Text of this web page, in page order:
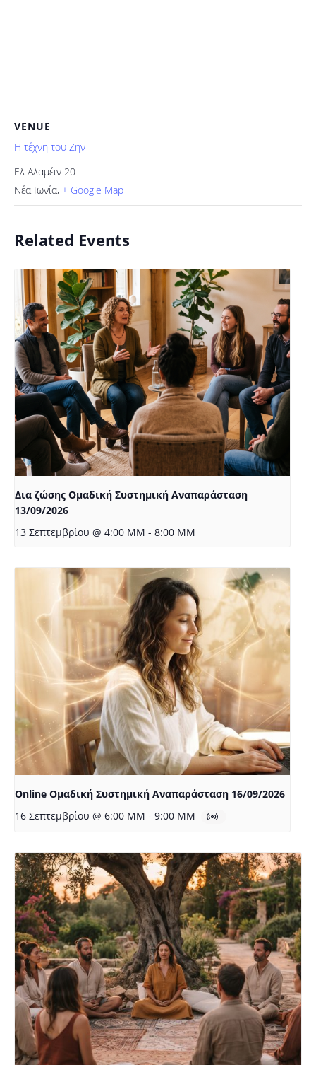
VENUE
H τέχνη του Ζην
Ελ Αλαμέιν 20
Νέα Ιωνία, + Google Map
Related Events
Δια ζώσης Ομαδική Συστημική Αναπαράσταση
13/09/2026
13 Σεπτεμβρίου @ 4:00 ΜΜ - 8:00 ΜΜ
Online Ομαδική Συστημική Αναπαράσταση 16/09/2026
16 Σεπτεμβρίου @ 6:00 ΜΜ - 9:00 ΜΜ